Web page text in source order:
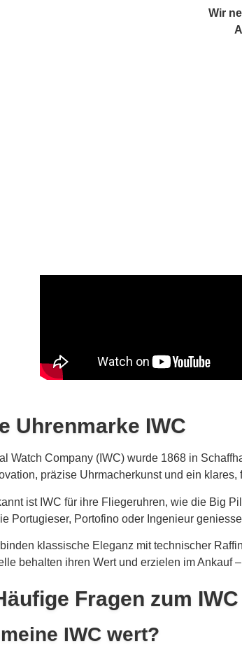
Wir
Uhrenmarke IWC
Watch Company (IWC) wurde 1868 in
präzise Uhrmacherkunst und ein klares,
ist IWC für ihre Fliegeruhren, wie die Big
Portugieser, Portofino oder Ingenieur
klassische Eleganz mit technischer
behalten ihren Wert und erzielen im Ankauf
Fragen zum
IWC wert?